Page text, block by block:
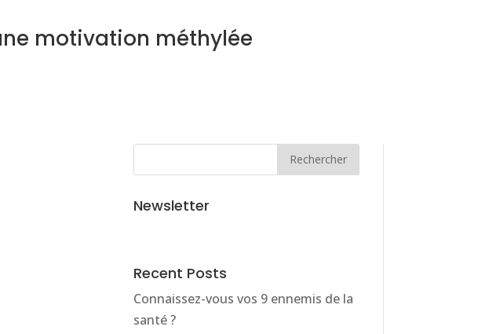
motivation méthylée
Rechercher
Newsletter
Recent Posts
Connaissez-vous vos 9 ennemis de la
santé ?